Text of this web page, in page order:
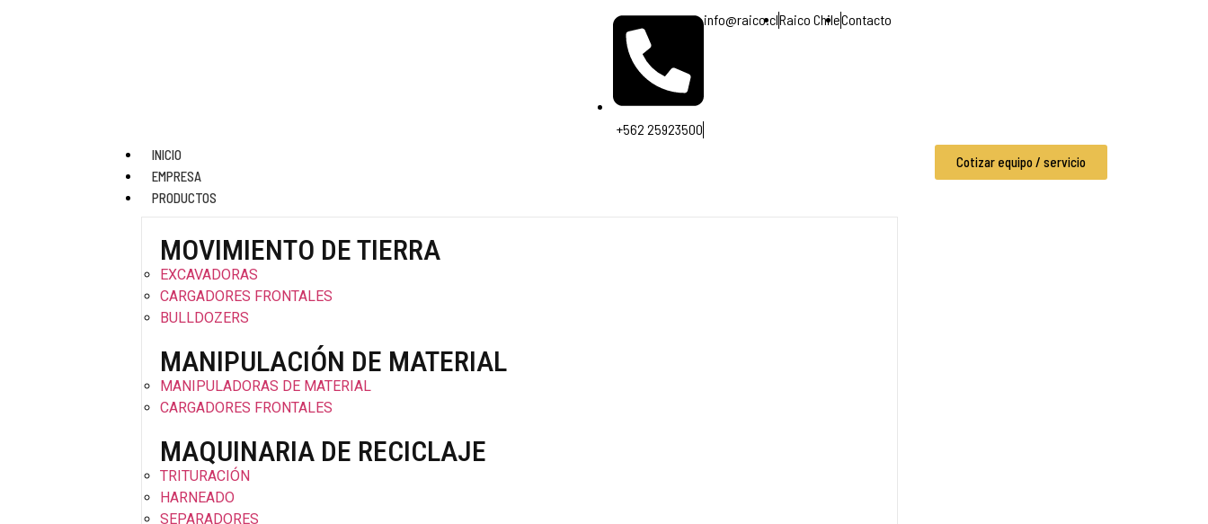
+562 25923500
info@raico.clRaico ChileContacto
INICIO
EMPRESA
PRODUCTOS
MOVIMIENTO DE TIERRA
EXCAVADORAS
CARGADORES FRONTALES
BULLDOZERS
MANIPULACIÓN DE MATERIAL
MANIPULADORAS DE MATERIAL
CARGADORES FRONTALES
MAQUINARIA DE RECICLAJE
TRITURACIÓN
HARNEADO
SEPARADORES
Cotizar equipo / servicio